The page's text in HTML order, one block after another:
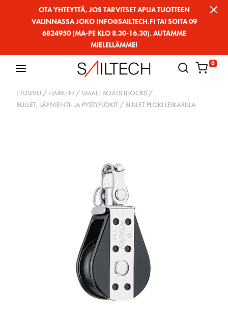
OTA YHTEYTTÄ, JOS TARVITSET APUA TUOTTEEN
VALINNASSA JOKO INFO@SAILTECH.FI TAI SOITA 09
6824950 (MA-PE KLO 8.30-16.30). AUTAMME
MIELELLÄMME!
0
ETUSIVU / HARKEN / SMALL BOATS BLOCKS /
BULLET, LÄPIVIENTI- JA PYSTYPLOKIT / BULLET PLOKI LEIKARILLA